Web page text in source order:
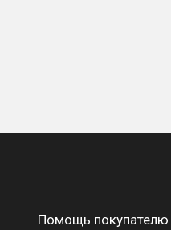
Помощь покупателю